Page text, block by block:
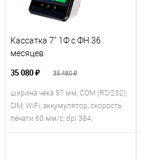
Кассатка 7" 1Ф с ФН 36
месяцев
35 080 ₽ 35 480 ₽
ширина чека 57 мм; COM (RS-232);
SIM; WiFi; аккумулятор; скорость
печати 60 мм/с; dpi 384;